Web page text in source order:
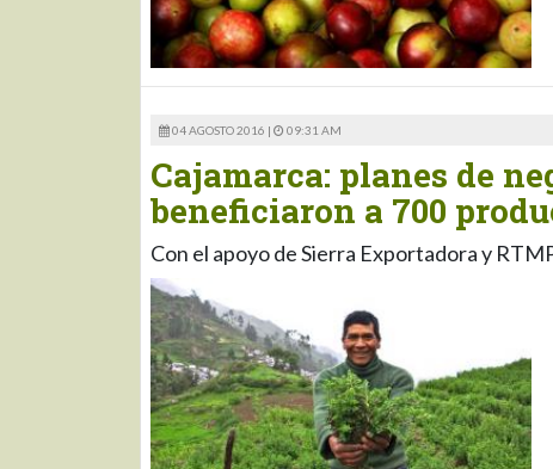
04 AGOSTO 2016 | 09:31 AM
Cajamarca: planes de
beneficiaron a 700
Con el apoyo de Sierra Exportadora y